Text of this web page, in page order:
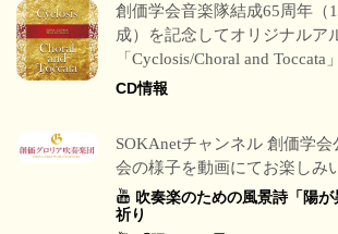
創価学会音楽隊結成65周年（
成）を記念してオリジナルア
「Cyclosis/Choral and Toccata
CD情報
SOKAnetチャンネル 創価学会
会の様子を動画にてお楽しみ
吹奏楽のための風景詩「陽
祈り